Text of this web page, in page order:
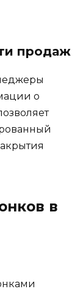
продаж
о
в